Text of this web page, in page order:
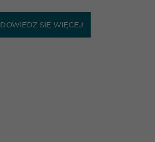
DOWIEDZ SIĘ WIĘCEJ